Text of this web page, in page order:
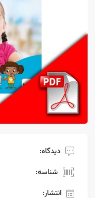
دیدگاه:
شناسه:
انتشار: